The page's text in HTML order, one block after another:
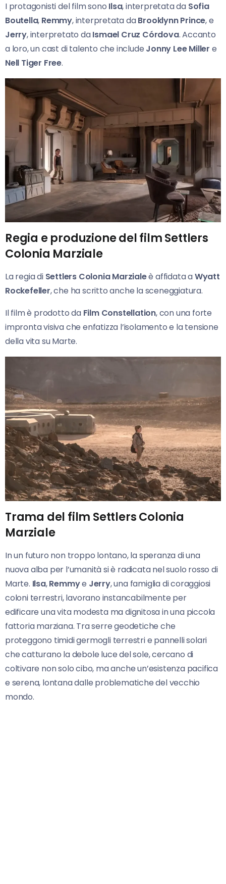
I protagonisti del film sono Ilsa, interpretata da Sofia
Boutella, Remmy, interpretata daBrooklynn Prince, e
Jerry, interpretato daIsmael Cruz Córdova. Accanto
a loro, un cast di talento che include Jonny Lee Miller e
Nell Tiger Free.
Regia e produzione del film Settlers
Colonia Marziale
La regia di Settlers Colonia Marzialeè affidata aWyatt
Rockefeller, che ha scritto anche la sceneggiatura.
Il film è prodotto da Film Constellation, con una forte
impronta visiva che enfatizza l’isolamento e la tensione
della vita su Marte.
Trama del film Settlers Colonia
Marziale
In un futuro non troppo lontano, la speranza di una
nuova alba per l’umanità si è radicata nel suolo rosso di
Marte. Ilsa,Remmye Jerry, una famiglia di coraggiosi
coloni terrestri, lavorano instancabilmente per
edificare una vita modesta ma dignitosa in una piccola
fattoria marziana. Tra serre geodetiche che
proteggono timidi germogli terrestri e pannelli solari
che catturano la debole luce del sole, cercano di
coltivare non solo cibo, ma anche un’esistenza pacifica
e serena, lontana dalle problematiche del vecchio
mondo.